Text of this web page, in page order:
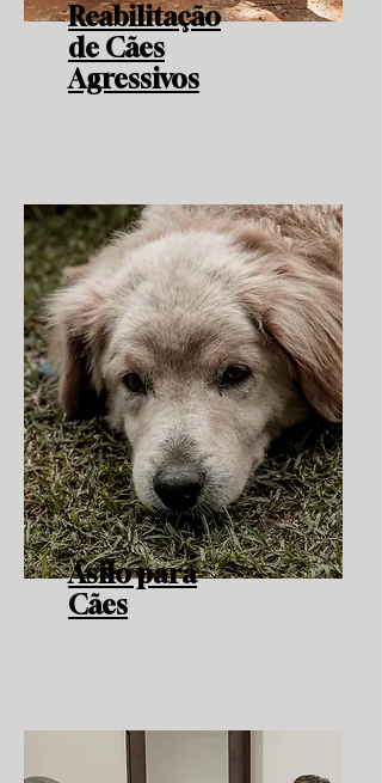
Reabilitação
de Cães
Agressivos
Asilo para
Cães